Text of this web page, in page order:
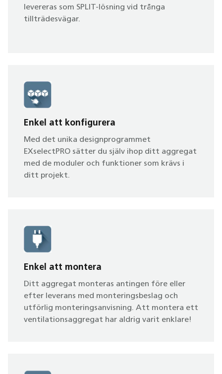
levereras som SPLIT-lösning vid trånga
tillträdesvägar.
Enkel att konfigurera
Med det unika designprogrammet
EXselectPRO sätter du själv ihop ditt aggregat
med de moduler och funktioner som krävs i
ditt projekt.
Enkel att montera
Ditt aggregat monteras antingen före eller
efter leverans med monteringsbeslag och
utförlig monteringsanvisning. Att montera ett
ventilationsaggregat har aldrig varit enklare!